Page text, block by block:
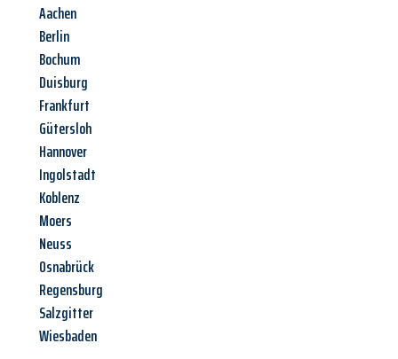
Aachen
Berlin
Bochum
Duisburg
Frankfurt
Gütersloh
Hannover
Ingolstadt
Koblenz
Moers
Neuss
Osnabrück
Regensburg
Salzgitter
Wiesbaden